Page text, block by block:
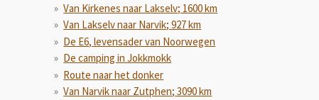
Van Kirkenes naar Lakselv; 1600 km
Van Lakselv naar Narvik; 927 km
De E6, levensader van Noorwegen
De camping in Jokkmokk
Route naar het donker
Van Narvik naar Zutphen; 3090 km